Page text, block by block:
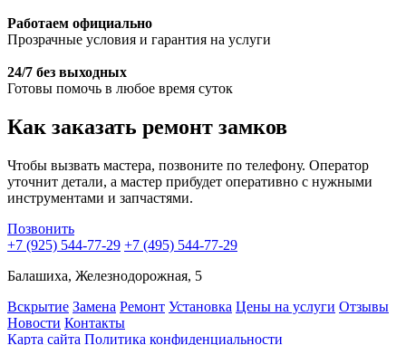
Работаем официально
Прозрачные условия и гарантия на услуги
24/7 без выходных
Готовы помочь в любое время суток
Как заказать ремонт замков
Чтобы вызвать мастера, позвоните по телефону. Оператор
уточнит детали, а мастер прибудет оперативно с нужными
инструментами и запчастями.
Позвонить
+7 (925) 544-77-29 +7 (495) 544-77-29
Балашиха, Железнодорожная, 5
Вскрытие Замена Ремонт Установка Цены на услуги Отзывы
Новости Контакты
Карта сайта Политика конфиденциальности